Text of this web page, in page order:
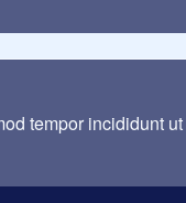
tempor incididunt